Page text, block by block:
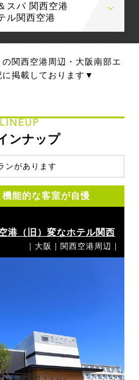
スパ 関西空港
ル関西空港
関西空港周辺・大阪南部エ
に掲載しております▼
ンナップ
ンがあります
能的な客室が自慢
港（旧）変なホテル関西
｜大阪｜関西空港周辺｜